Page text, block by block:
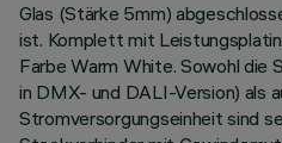
Glas (Stärke 5mm)
ist. Komplett mit
Farbe Warm White. Sowohl
in DMX- und DALI-Version) als
Stromversorgungseinheit sind